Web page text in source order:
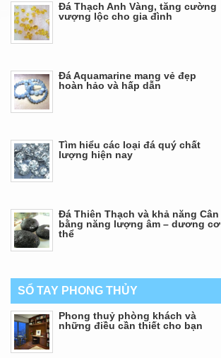
Đá Thạch Anh Vàng, tăng cường
vượng lộc cho gia đình
Đá Aquamarine mang vẻ đẹp
hoàn hảo và hấp dẫn
Tìm hiểu các loại đá quý chất
lượng hiện nay
Đá Thiên Thạch và khả năng Cân
bằng năng lượng âm – dương cơ
thể
SỔ TAY PHONG THỦY
Phong thuỷ phòng khách và
những điều cần thiết cho bạn